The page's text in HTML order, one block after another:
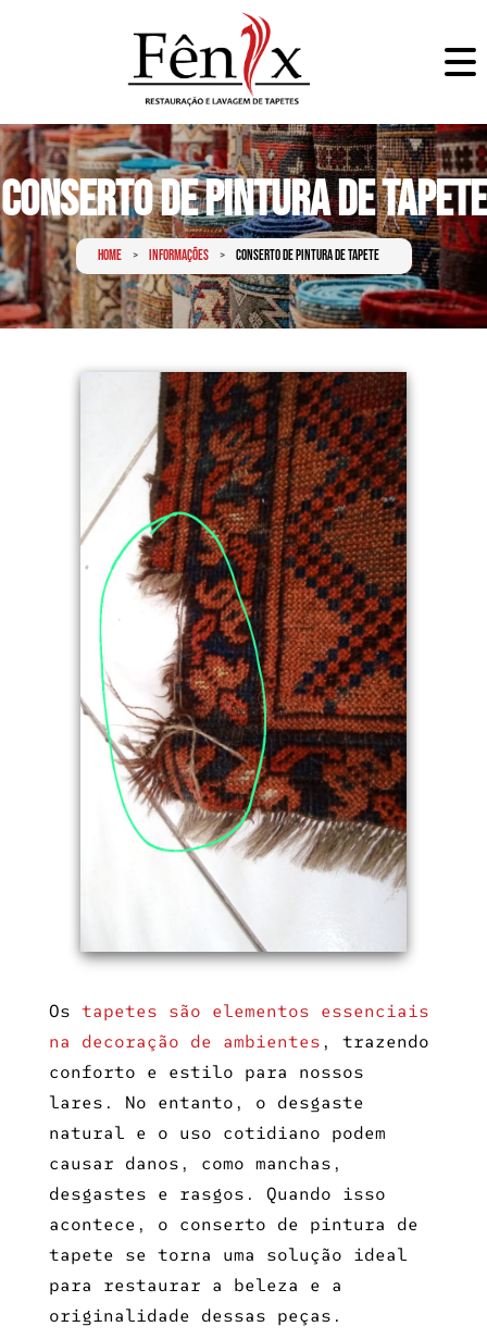
Conserto de Pintura de Tapete
Home Informações Conserto de Pintura de Tapete
Os tapetes são elementos essenciais
na decoração de ambientes , trazendo
conforto e estilo para nossos
lares. No entanto, o desgaste
natural e o uso cotidiano podem
causar danos, como manchas,
desgastes e rasgos. Quando isso
acontece, o conserto de pintura de
tapete se torna uma solução ideal
para restaurar a beleza e a
originalidade dessas peças.